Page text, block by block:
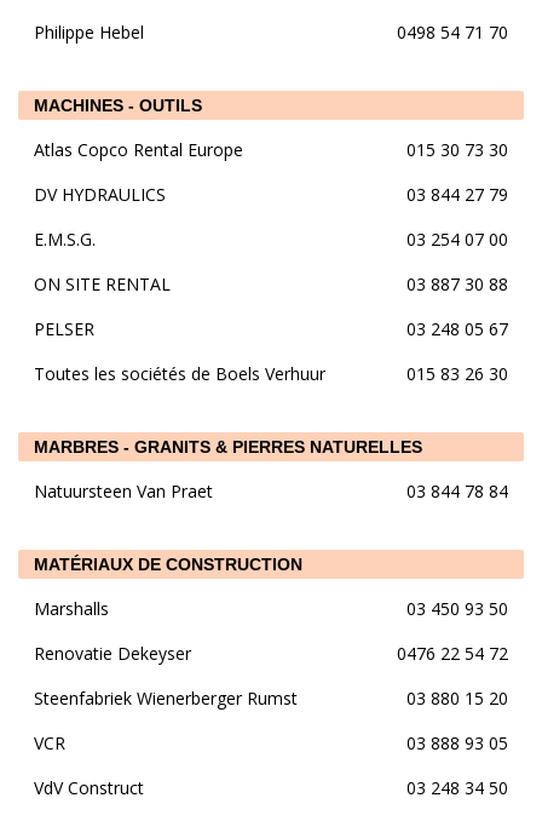
Philippe Hebel
0498 54 71 70
MACHINES - OUTILS
Atlas Copco Rental Europe
015 30 73 30
DV HYDRAULICS
03 844 27 79
E.M.S.G.
03 254 07 00
ON SITE RENTAL
03 887 30 88
PELSER
03 248 05 67
Toutes les sociétés de Boels Verhuur
015 83 26 30
MARBRES - GRANITS & PIERRES NATURELLES
Natuursteen Van Praet 03 844 78 84
MATÉRIAUX DE CONSTRUCTION
Marshalls
03 450 93 50
Renovatie Dekeyser
0476 22 54 72
Steenfabriek Wienerberger Rumst
03 880 15 20
VCR
03 888 93 05
VdV Construct
03 248 34 50